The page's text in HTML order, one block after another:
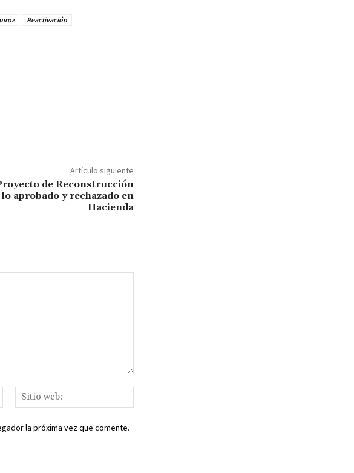
Reactivación
Artículo siguiente
de Reconstrucción
aprobado y rechazado en
Hacienda
Correo
electrónico:*
web:
la próxima vez que comente.